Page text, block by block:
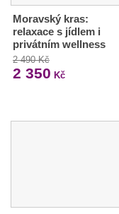
Moravský kras:
relaxace s jídlem i
privátním wellness
2 490 Kč
2 350 Kč